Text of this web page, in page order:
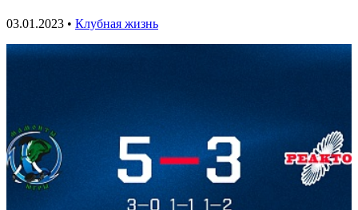
03.01.2023 • Клубная жизнь